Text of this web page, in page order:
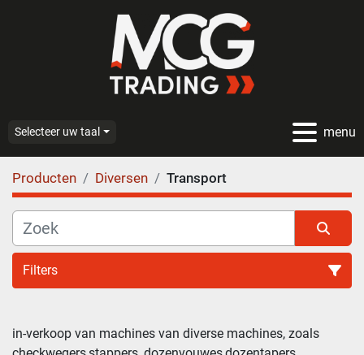
menu
Selecteer uw taal
Producten Diversen Transport
Filters
in-verkoop van machines van diverse machines, zoals